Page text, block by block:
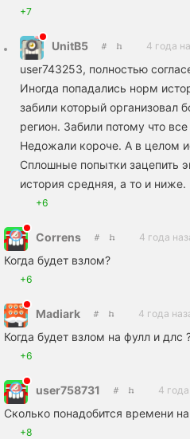
+7
UnitB5 4 года
user743253, полностью
Иногда попадались норм
забили который организовал
регион. Забили потому что
Недожали короче. А в целом
Сплошные попытки зацепить
история средняя, а то и ниже.
+6
Correns 4 года
Когда будет взлом?
+6
Madiark 4 года
Когда будет взлом на фулл и длс
+6
user758731 4
Сколько понадобится времени
+8